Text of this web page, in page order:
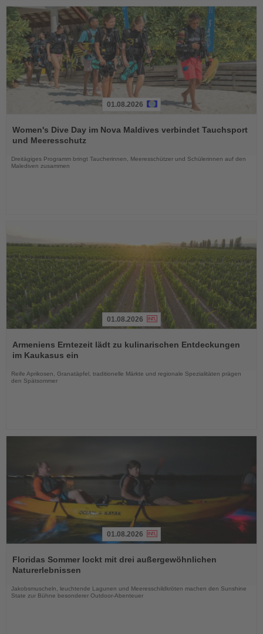
Sie
die
01.08.2026
Women's Dive Day im Nova Maldives verbindet Tauchsport
und Meeresschutz
Dreitägiges Programm bringt Taucherinnen, Meeresschützer und Schülerinnen auf den
Malediven zusammen
Sie
die
01.08.2026
Armeniens Erntezeit lädt zu kulinarischen Entdeckungen
im Kaukasus ein
Reife Aprikosen, Granatäpfel, traditionelle Märkte und regionale Spezialitäten prägen
den Spätsommer
Sie
die
01.08.2026
Floridas Sommer lockt mit drei außergewöhnlichen
Naturerlebnissen
Jakobsmuscheln, leuchtende Lagunen und Meeresschildkröten machen den Sunshine
State zur Bühne besonderer Outdoor-Abenteuer